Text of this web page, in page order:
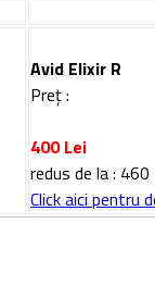
Avid Elixir R
Preț :
400Lei
redus de la : 460
Click aici pentru